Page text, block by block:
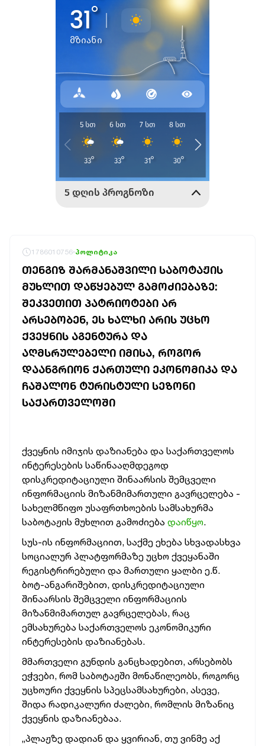
1786010756 პოლიტიკა
ᲗᲔᲜᲒᲘᲖ ᲨᲐᲠᲛᲐᲜᲐᲨᲕᲘᲚᲘ ᲡᲐᲑᲝᲢᲐᲟᲘᲡ
ᲛᲣᲮᲚᲘᲗ ᲓᲐᲬᲧᲔᲑᲣᲚ ᲒᲐᲛᲝᲫᲘᲔᲑᲐᲖᲔ:
ᲨᲔᲙᲕᲔᲗᲘᲗ ᲞᲐᲢᲠᲘᲝᲢᲔᲑᲘ ᲐᲠ
ᲐᲠᲡᲔᲑᲝᲑᲔᲜ, ᲔᲡ ᲮᲐᲚᲮᲘ ᲐᲠᲘᲡ ᲣᲪᲮᲝ
ᲥᲕᲔᲧᲜᲘᲡ ᲐᲒᲔᲜᲢᲣᲠᲐ ᲓᲐ
ᲐᲦᲛᲡᲠᲣᲚᲔᲑᲔᲚᲘ ᲘᲛᲘᲡᲐ, ᲠᲝᲒᲝᲠ
ᲓᲐᲐᲜᲒᲠᲘᲝᲜ ᲥᲐᲠᲗᲣᲚᲘ ᲔᲙᲝᲜᲝᲛᲘᲙᲐ ᲓᲐ
ᲩᲐᲨᲐᲚᲝᲜ ᲢᲣᲠᲘᲡᲢᲣᲚᲘ ᲡᲔᲖᲝᲜᲘ
ᲡᲐᲥᲐᲠᲗᲕᲔᲚᲝᲨᲘ
ქვეყნის იმიჯის დაზიანება და საქართველოს
ინტერესების საწინააღმდეგოდ
დისკრედიტაციული შინაარსის შემცველი
ინფორმაციის მიზანმიმართული გავრცელება -
სახელმწიფო უსაფრთხოების სამსახურმა
საბოტაჟის მუხლით გამოძიება დაიწყო.
სუს-ის ინფორმაციით, საქმე ეხება სხვადასხვა
სოციალურ პლატფორმაზე უცხო ქვეყანაში
რეგისტრირებული და მართული ყალბი ე.წ.
ბოტ-ანგარიშებით, დისკრედიტაციული
შინაარსის შემცველი ინფორმაციის
მიზანმიმართულ გავრცელებას, რაც
ემსახურება საქართველოს ეკონომიკური
ინტერესების დაზიანებას.
მმართველი გუნდის განცხადებით, არსებობს
ეჭვები, რომ საბოტაჟში მონაწილეობს, როგორც
უცხოური ქვეყნის სპეცსამსახურები, ასევე,
შიდა რადიკალური ძალები, რომლის მიზანიც
ქვეყნის დაზიანებაა.
„პლაჟზე დადიან და ყვირიან, თუ ვინმე აქ